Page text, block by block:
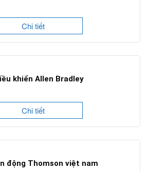
Chi tiết
khiển Allen Bradley
Chi tiết
động Thomson việt nam